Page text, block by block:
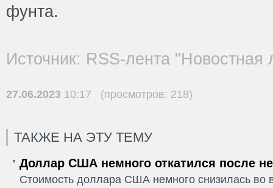
фунта.
Источник: RSS-лента "Новостная
27.06.2023 10:17 (просмотров: 218)
ТАКЖЕ НА ЭТУ ТЕМУ
Доллар США немного откатился после
Стоимость доллара США немного снизилась во